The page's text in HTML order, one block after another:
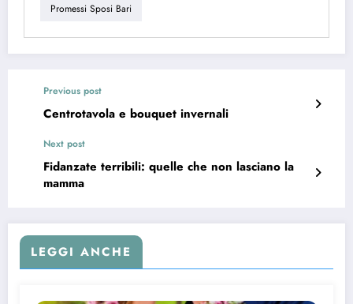
Promessi Sposi Bari
Previous post
Centrotavola e bouquet invernali
Next post
Fidanzate terribili: quelle che non lasciano la
mamma
LEGGI ANCHE